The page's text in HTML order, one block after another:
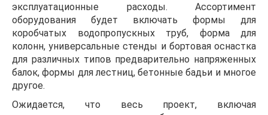
эксплуатационные расходы. Ассортимент
оборудования будет включать формы для
коробчатых водопропускных труб, форма для
колонн, универсальные стенды и бортовая оснастка
для различных типов предварительно напряженных
балок, формы для лестниц, бетонные бадьи и многое
другое.
Ожидается, что весь проект, включая